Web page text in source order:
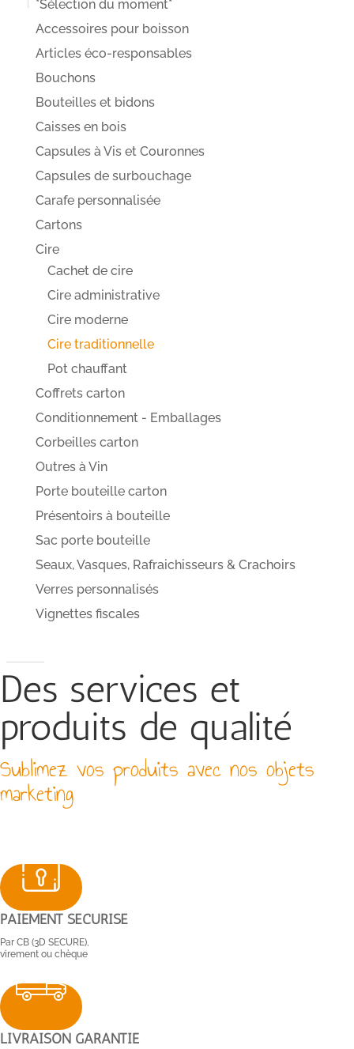
*Sélection du moment*
Accessoires pour boisson
Articles éco-responsables
Bouchons
Bouteilles et bidons
Caisses en bois
Capsules à Vis et Couronnes
Capsules de surbouchage
Carafe personnalisée
Cartons
Cire
Cachet de cire
Cire administrative
Cire moderne
Cire traditionnelle
Pot chauffant
Coffrets carton
Conditionnement - Emballages
Corbeilles carton
Outres à Vin
Porte bouteille carton
Présentoirs à bouteille
Sac porte bouteille
Seaux, Vasques, Rafraichisseurs & Crachoirs
Verres personnalisés
Vignettes fiscales
Des services et
produits de qualité
Sublimez vos produits avec nos objets
marketing
PAIEMENT SÉCURISÉ
Par CB (3D SECURE),
virement ou chèque
LIVRAISON GARANTIE